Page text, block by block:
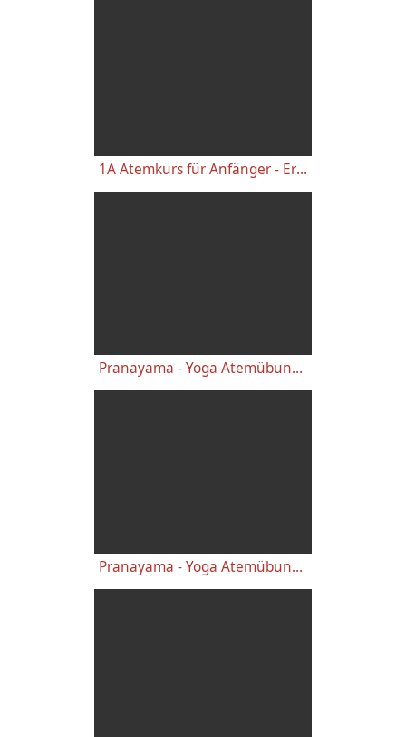
1A Atemkurs für Anfänger - Erste Kursstunde
Pranayama - Yoga Atemübungen Kapalabhati und Wechselatmung
Pranayama - Yoga Atemübungen Kapalabhati und Wechselatmung